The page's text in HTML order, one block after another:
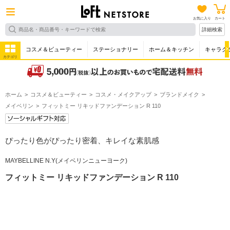
お気に入り カート
詳細検索
カテゴリ
コスメ＆ビューティー ステーショナリー ホーム＆キッチン キャラク
ホーム コスメ＆ビューティー コスメ・メイクアップ
ブランドメイク
メイベリン
フィットミー リキッドファンデーション R 110
ぴったり色がぴったり密着、キレイな素肌感
MAYBELLINE N.Y(メイベリンニューヨーク)
フィットミー リキッドファンデーション R 110